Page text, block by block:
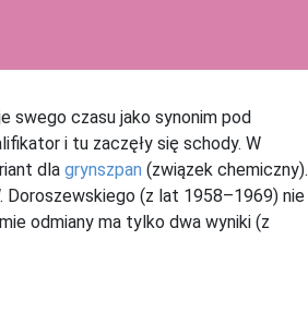
swego czasu jako synonim pod
i tu zaczęły się schody. W
dla grynszpan (związek chemiczny).
Doroszewskiego (z lat 1958–1969) nie
odmiany ma tylko dwa wyniki (z